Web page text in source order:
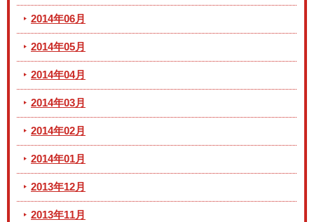
2014年06月
2014年05月
2014年04月
2014年03月
2014年02月
2014年01月
2013年12月
2013年11月